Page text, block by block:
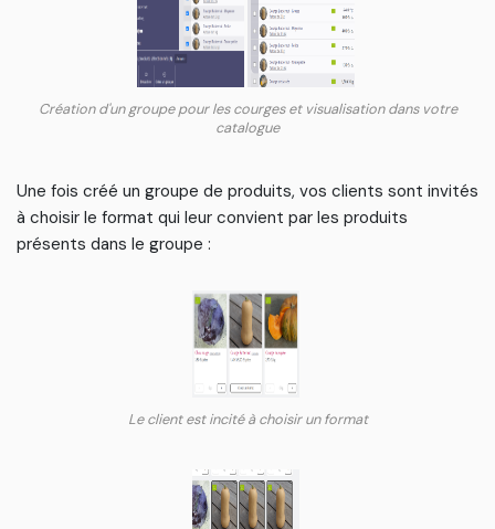
Création d'un groupe pour les courges et visualisation dans votre
catalogue
Une fois créé un groupe de produits, vos clients sont invités
à choisir le format qui leur convient par les produits
présents dans le groupe :
Le client est incité à choisir un format